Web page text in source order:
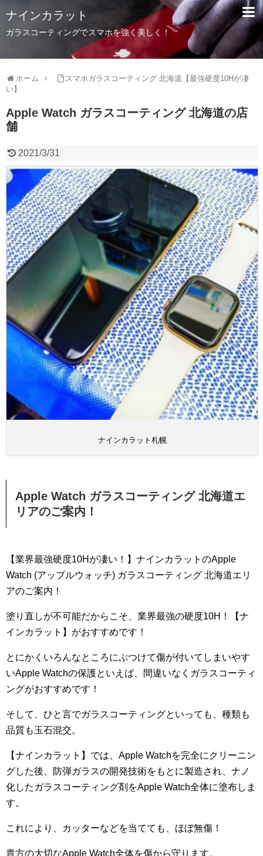
ナインカラット
ガラスコーティングでスマホを強く美しく！
ホーム
スマホガラスコーティング 北海道【最強硬度10Hが凄
い】
Apple Watch ガラスコーティング 北海道の店
舗
2021/3/31
ナインカラット札幌
Apple Watch ガラスコーティング 北海道エ
リアのご案内！
【業界最強硬度10Hが凄い！】ナインカラットのApple
Watch (アップルウォッチ) ガラスコーティング 北海道エリ
アのご案内！
塗り直しが不可能だからこそ、業界最強の硬度10H！【ナ
インカラット】がおすすめです！
とにかくいろんなところにぶつけて傷が付いてしまいやす
いApple Watchの保護といえば、間違いなくガラスコーティ
ングがおすすめです！
そして、ひと言でガラスコーティングといっても、種類も
品質も玉石混交。
【ナインカラット】では、Apple Watchを完全にクリーニン
グした後、防弾ガラスの開発技術をもとに製造され、ナノ
化したガラスコーティング剤をApple Watch全体に塗布しま
す。
これにより、カッターなどを当てても、ほぼ無傷！
貴方の大切なApple Watch全体を傷から守ります。